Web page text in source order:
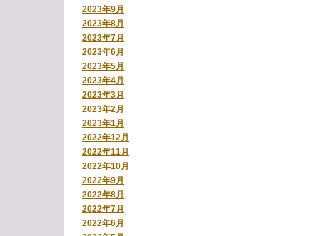
2023年9月
2023年8月
2023年7月
2023年6月
2023年5月
2023年4月
2023年3月
2023年2月
2023年1月
2022年12月
2022年11月
2022年10月
2022年9月
2022年8月
2022年7月
2022年6月